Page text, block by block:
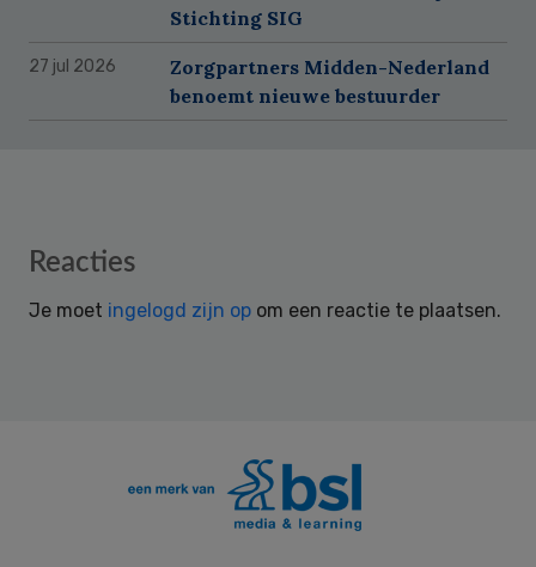
Stichting SIG
27 jul 2026
Zorgpartners Midden-Nederland
benoemt nieuwe bestuurder
Reader
Reacties
Je moet ingelogd zijn op om een reactie te plaatsen.